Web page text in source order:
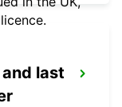
last